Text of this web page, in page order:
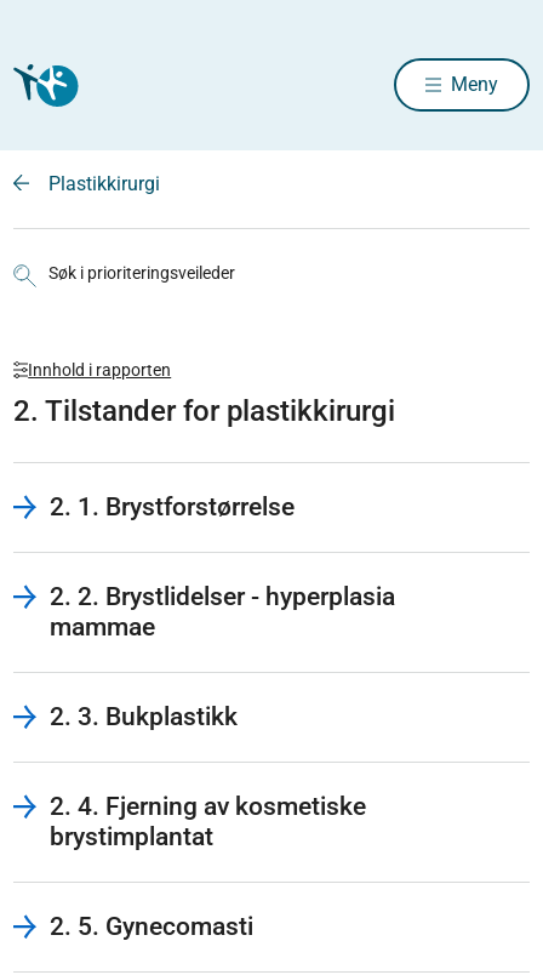
Meny
Plastikkirurgi
Søk i prioriteringsveileder
Innhold i rapporten
2. Tilstander for plastikkirurgi
2. 1. Brystforstørrelse
2. 2. Brystlidelser - hyperplasia
mammae
2. 3. Bukplastikk
2. 4. Fjerning av kosmetiske
brystimplantat
2. 5. Gynecomasti